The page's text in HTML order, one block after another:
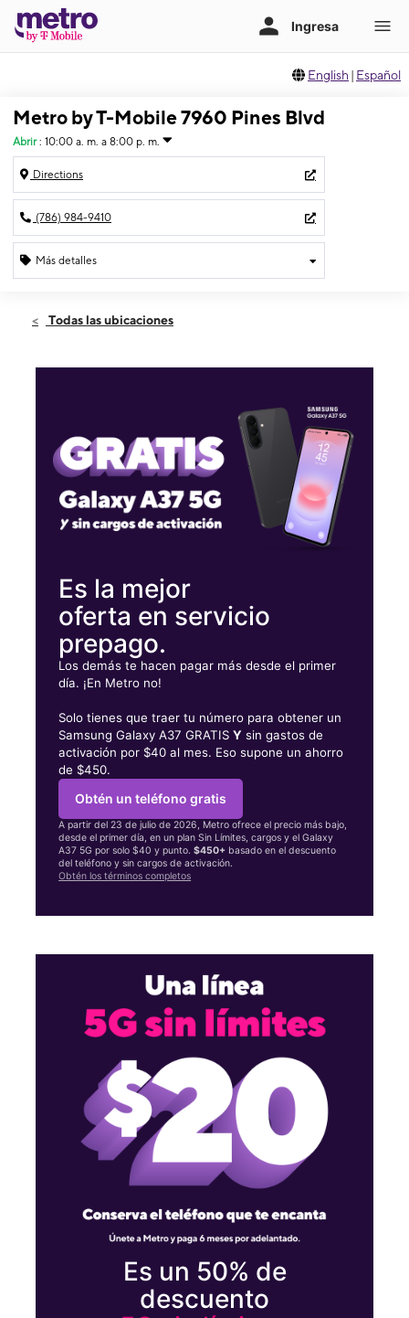
English | Español
Metro by T-Mobile 7960 Pines Blvd
Abrir : 10:00 a. m. a 8:00 p. m.
Directions
(786) 984-9410
Más detalles
Sábado:10:00 a. m. a 8:00 p. m.
7960 Pines Blvd Pembroke Pines, FL 33024
Todas las ubicaciones
Es la mejor
oferta en servicio
prepago.
Los demás te hacen pagar más desde el primer
día. ¡En Metro no!
Solo tienes que traer tu número para obtener un
Samsung Galaxy A37 GRATISY sin gastos de
activación por $40 al mes. Eso supone un ahorro
de $450.
Obtén un teléfono gratis
A partir del 23 de julio de 2026, Metro ofrece el precio más bajo,
desde el primer día, en un plan Sin Límites, cargos y el Galaxy
A37 5G por solo $40 y punto.$450+ basado en el descuento
del teléfono y sin cargos de activación.
Obtén los términos completos
Es un 50% de
descuento